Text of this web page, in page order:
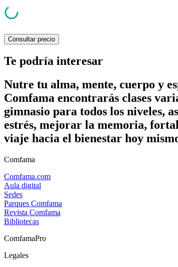
Consultar precio
Te podría interesar
Nutre tu alma, mente, cuerpo y
Comfama encontrarás clases
gimnasio para todos los niveles,
estrés, mejorar la memoria,
viaje hacia el bienestar hoy
Comfama
Comfama.com
Aula digital
Sedes
Parques Comfama
Revista Comfama
Bibliotecas
ComfamaPro
Legales